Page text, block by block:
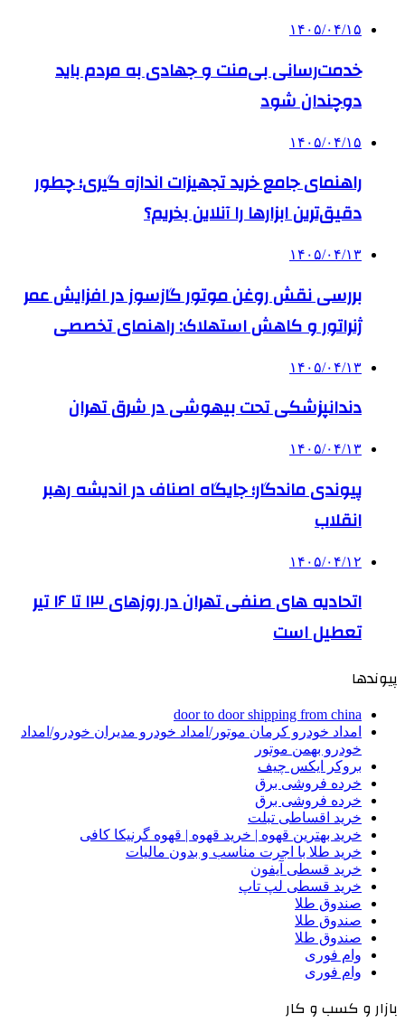
۱۴۰۵/۰۴/۱۵
خدمت‌رسانی بی‌منت و جهادی به مردم باید
دوچندان شود
۱۴۰۵/۰۴/۱۵
راهنمای جامع خرید تجهیزات اندازه گیری؛ چطور
دقیق‌ترین ابزارها را آنلاین بخریم؟
۱۴۰۵/۰۴/۱۳
بررسی نقش روغن موتور گازسوز در افزایش عمر
ژنراتور و کاهش استهلاک: راهنمای تخصصی
۱۴۰۵/۰۴/۱۳
دندانپزشکی تحت بیهوشی در شرق تهران
۱۴۰۵/۰۴/۱۳
پیوندی ماندگار؛ جایگاه اصناف در اندیشه رهبر
انقلاب
۱۴۰۵/۰۴/۱۲
اتحادیه های صنفی تهران در روزهای ۱۳ تا ۱۶ تیر
تعطیل است
پیوندها
door to door shipping from china
امداد خودرو کرمان موتور/امداد خودرو مدیران خودرو/امداد
خودرو بهمن موتور
بروکر ایکس چیف
خرده فروشی برق
خرده فروشی برق
خرید اقساطی تبلت
خرید بهترین قهوه | خرید قهوه | قهوه گرنیکا کافی
خرید طلا با اجرت مناسب و بدون مالیات
خرید قسطی آیفون
خرید قسطی لپ تاپ
صندوق طلا
صندوق طلا
صندوق طلا
وام فوری
وام فوری
بازار و کسب و کار